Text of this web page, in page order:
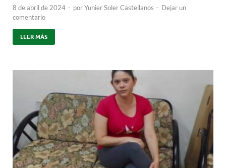
8 de abril de 2024 - porYunier Soler Castellanos - Dejar un
comentario
LEER MÁS